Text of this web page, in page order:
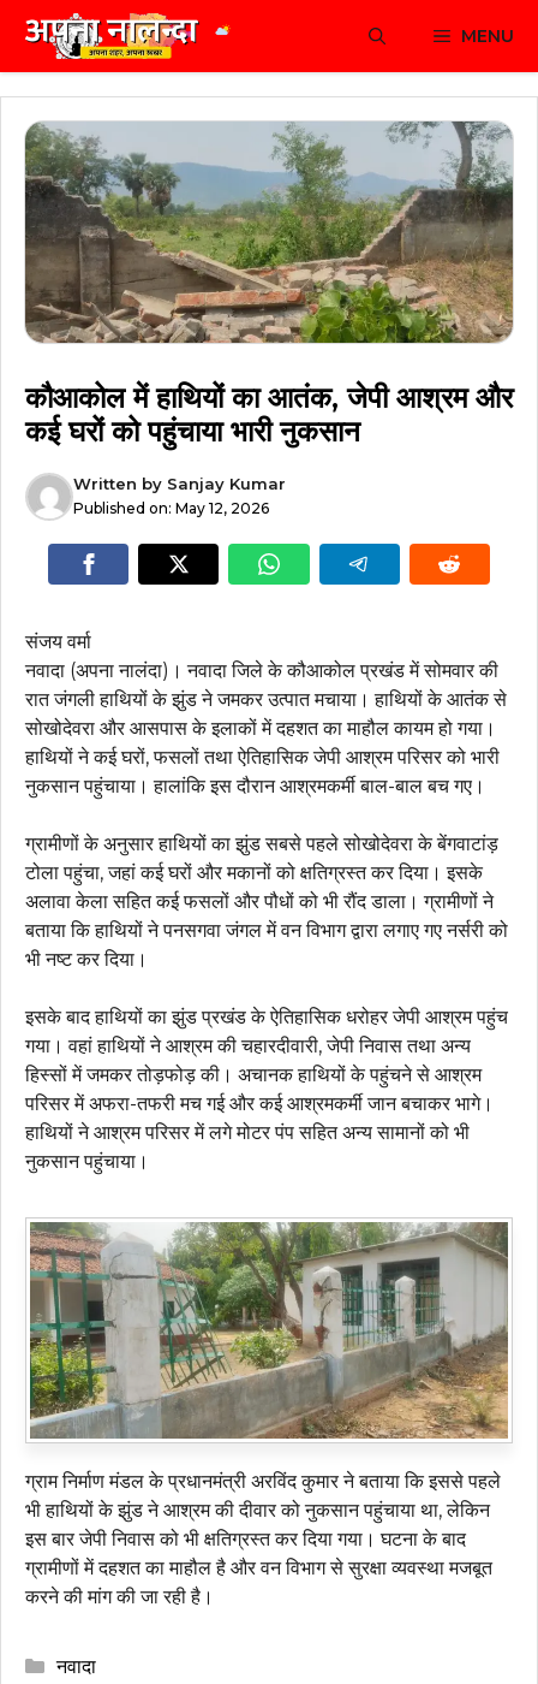
content
MENU
कौआकोल में हाथियों का आतंक, जेपी आश्रम और
कई घरों को पहुंचाया भारी नुकसान
Written by Sanjay Kumar
Published on: May 12, 2026
संजय वर्मा
नवादा (अपना नालंदा)। नवादा जिले के कौआकोल प्रखंड में सोमवार की
रात जंगली हाथियों के झुंड ने जमकर उत्पात मचाया। हाथियों के आतंक से
सोखोदेवरा और आसपास के इलाकों में दहशत का माहौल कायम हो गया।
हाथियों ने कई घरों, फसलों तथा ऐतिहासिक जेपी आश्रम परिसर को भारी
नुकसान पहुंचाया। हालांकि इस दौरान आश्रमकर्मी बाल-बाल बच गए।
ग्रामीणों के अनुसार हाथियों का झुंड सबसे पहले सोखोदेवरा के बेंगवाटांड़
टोला पहुंचा, जहां कई घरों और मकानों को क्षतिग्रस्त कर दिया। इसके
अलावा केला सहित कई फसलों और पौधों को भी रौंद डाला। ग्रामीणों ने
बताया कि हाथियों ने पनसगवा जंगल में वन विभाग द्वारा लगाए गए नर्सरी को
भी नष्ट कर दिया।
इसके बाद हाथियों का झुंड प्रखंड के ऐतिहासिक धरोहर जेपी आश्रम पहुंच
गया। वहां हाथियों ने आश्रम की चहारदीवारी, जेपी निवास तथा अन्य
हिस्सों में जमकर तोड़फोड़ की। अचानक हाथियों के पहुंचने से आश्रम
परिसर में अफरा-तफरी मच गई और कई आश्रमकर्मी जान बचाकर भागे।
हाथियों ने आश्रम परिसर में लगे मोटर पंप सहित अन्य सामानों को भी
नुकसान पहुंचाया।
ग्राम निर्माण मंडल के प्रधानमंत्री अरविंद कुमार ने बताया कि इससे पहले
भी हाथियों के झुंड ने आश्रम की दीवार को नुकसान पहुंचाया था, लेकिन
इस बार जेपी निवास को भी क्षतिग्रस्त कर दिया गया। घटना के बाद
ग्रामीणों में दहशत का माहौल है और वन विभाग से सुरक्षा व्यवस्था मजबूत
करने की मांग की जा रही है।
Categories
नवादा